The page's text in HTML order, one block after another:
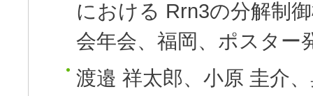
における Rrn3の分解制
会年会、福岡、ポスター
渡邉 祥太郎、小原 圭介